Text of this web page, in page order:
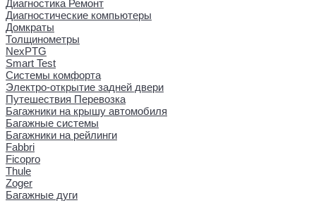
Диагностика Ремонт
Диагностические компьютеры
Домкраты
Толщинометры
NexPTG
Smart Test
Системы комфорта
Электро-открытие задней двери
Путешествия Перевозка
Багажники на крышу автомобиля
Багажные системы
Багажники на рейлинги
Fabbri
Ficopro
Thule
Zoger
Багажные дуги